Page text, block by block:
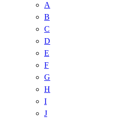
A
B
C
D
E
F
G
H
I
J